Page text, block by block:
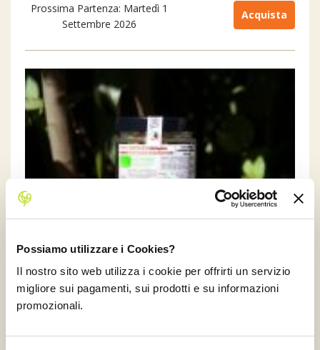
Possiamo utilizzare i Cookies?
Il nostro sito web utilizza i cookie per offrirti un servizio
migliore sui pagamenti, sui prodotti e su informazioni
promozionali.
Prossima Partenza: Martedì 1
Settembre 2026
Acquista